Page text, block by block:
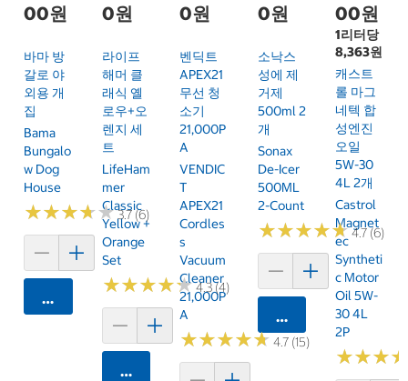
00원
바마 방
갈로 야
외용 개
집
Bama
Bungalo
W Dog
House
★★★★★
★★★★★3.7 (6)
카트에 담기
0원
라이프
해머 클
래식 옐
로우+오
렌지 세
트
LifeHam
Mer
Classic
Yellow +
Orange
Set
★★★★★
★★★★★4.3 (4)
카트에 담기
0원
벤딕트
APEX21
무선 청
소기
21,000P
A
VENDIC
T
APEX21
Cordles
S
Vacuum
Cleaner
21,000P
A
★★★★★
★★★★★4.7 (15)
0원
소낙스
성에 제
거제
500ml 2
개
Sonax
De-Icer
500ML
2-Count
★★★★★
★★★★★4.7 (6)
카트에 담기
00원
1리터당
8,363원
캐스트
롤 마그
네텍 합
성엔진
오일
5W-30
4L 2개
Castrol
Magnet
Ec
Syntheti
C Motor
Oil 5W-
30 4L
2P
★★★
★★★